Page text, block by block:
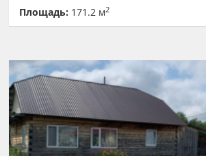
Площадь: 171.2 м2